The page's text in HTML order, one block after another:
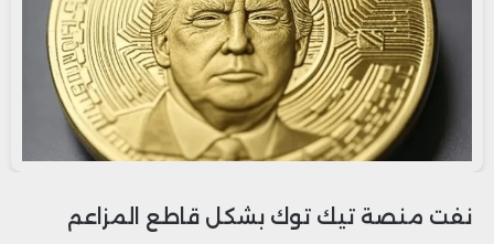
نفت منصة تيك توك بشكل قاطع المزاعم